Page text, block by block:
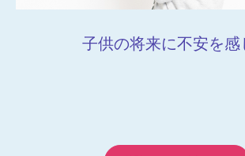
子供の将来に不安を感